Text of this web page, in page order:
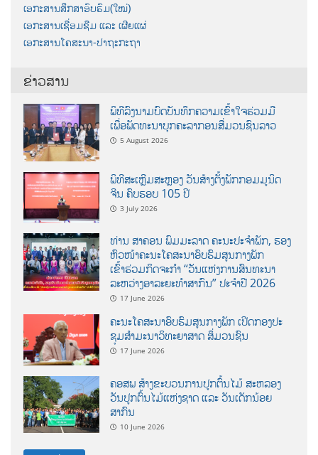
ເອກະສານສຶກສາອົບຮົມ(ໃໝ່)
ເອກະສານເຊື່ອມຊືມ ແລະ ເຜີຍແຜ່
ເອກະສານໂຄສະນາ-ປາຖະກະຖາ
ຂ່າວສານ
ພິທີລົງນາມບົດບັນທຶກຄວາມເຂົ້າໃຈຮ່ວມມື
ເພື່ອພັດທະນາບຸກຄະລາກອນສື່ມວນຊົນລາວ
5 August 2026
ພິທີສະເຫຼີມສະຫຼອງ ວັນສ້າງຕັ້ງພັກກອມມູນິດ
ຈີນ ຄົບຮອບ 105 ປີ
3 July 2026
ທ່ານ ສາຄອນ ພົມມະລາດ ຄະນະປະຈໍາພັກ, ຮອງ
ຫົວໜ້າຄະນະໂຄສະນາອົບຮົມສູນກາງພັກ
ເຂົ້າຮ່ວມກິດຈະກຳ “ວັນແຫ່ງການສົນທະນາ
ລະຫວ່າງອາລະຍະທຳສາກົນ” ປະຈຳປີ 2026
17 June 2026
ຄະນະໂຄສະນາອົບຮົມສູນກາງພັກ ເປີດກອງປະ
ຊຸມສຳມະນາວິທະຍາສາດ ສຶ່ມວນຊົນ
17 June 2026
ຄອສພ ສ້າງຂະບວນການປູກຕົ້ນໄມ້ ສະຫລອງ
ວັນປູກຕົ້ນໄມ້ແຫ່ງຊາດ ແລະ ວັນເດັກນ້ອຍ
ສາກົນ
10 June 2026